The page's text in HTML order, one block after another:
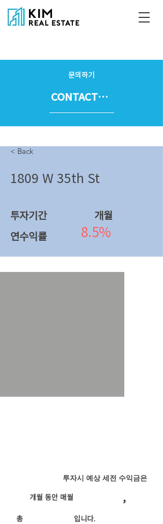
문의하기
CONTACT US
< Back
1809 W 35th St
투자기간
​개월
연수익률
8.5%
투자시 예상 세전 수익금은
개월 동안 매월 ,
​총 입니다.